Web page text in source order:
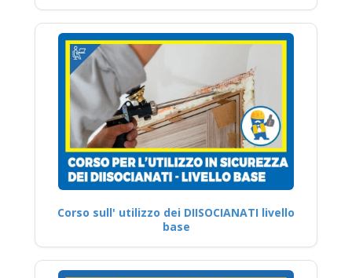
Corso sull' utilizzo dei DIISOCIANATI livello
base